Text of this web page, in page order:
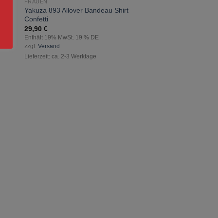
zur
Wunschliste
FRAUEN
Yakuza 893 Allover Bandeau Shirt
Confetti
29,90 €
Enthält 19% MwSt. 19 % DE
zzgl. Versand
Lieferzeit: ca. 2-3 Werktage